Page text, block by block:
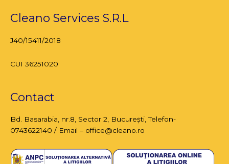
Cleano Services S.R.L
J40/15411/2018
CUI 36251020
Contact
Bd. Basarabia, nr.8, Sector 2, București, Telefon-
0743622140 / Email – office@cleano.ro